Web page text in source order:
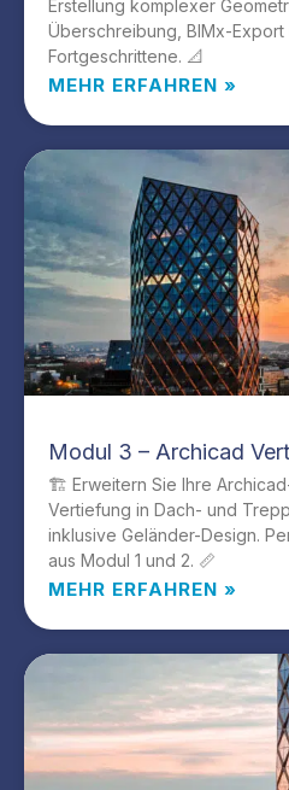
Erstellung komplexer
Überschreibung, BIMx-
Fortgeschrittene. 📐
MEHR ERFAHREN »
Modul 3 – Archicad
🏗️ Erweitern Sie Ihre
Vertiefung in Dach- und
inklusive Geländer-Design.
aus Modul 1 und 2. 📏
MEHR ERFAHREN »